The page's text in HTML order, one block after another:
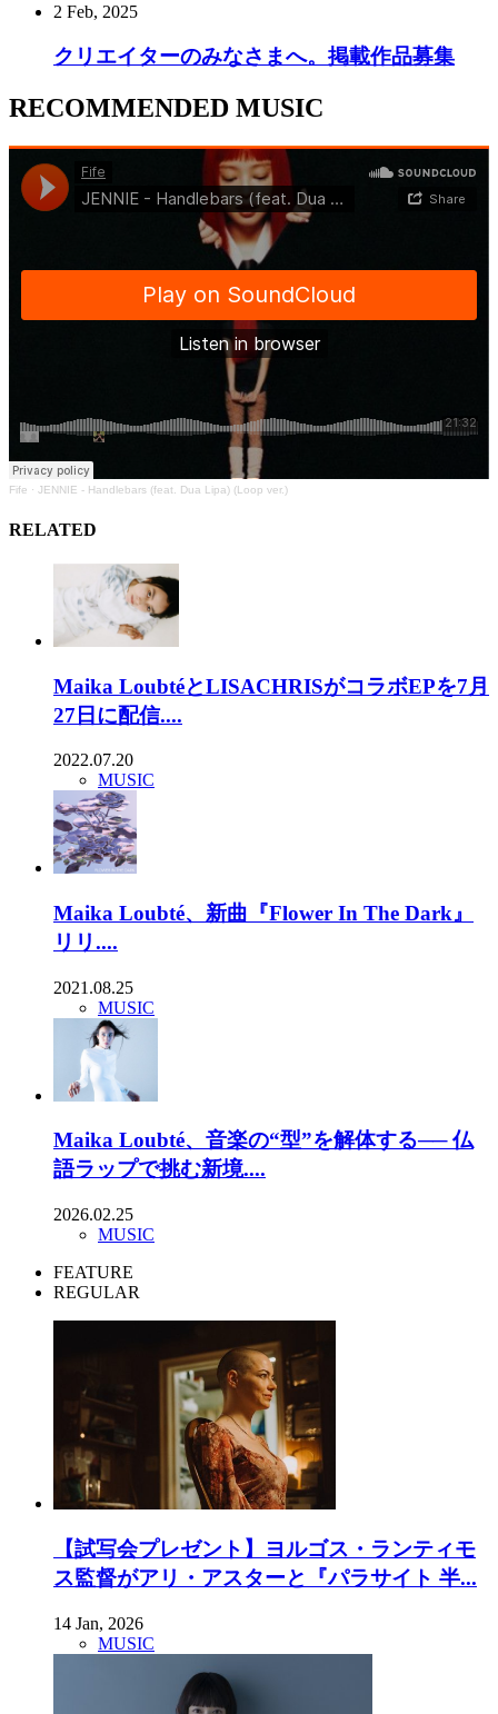
2 Feb, 2025
クリエイターのみなさまへ。掲載作品募集
RECOMMENDED MUSIC
Fife · JENNIE - Handlebars (feat. Dua Lipa) (Loop ver.)
RELATED
Maika LoubtéとLISACHRISがコラボEPを7月
27日に配信....
2022.07.20
MUSIC
Maika Loubté、新曲『Flower In The Dark』
リリ....
2021.08.25
MUSIC
Maika Loubté、音楽の“型”を解体する── 仏
語ラップで挑む新境....
2026.02.25
MUSIC
FEATURE
REGULAR
【試写会プレゼント】ヨルゴス・ランティモ
ス監督がアリ・アスターと『パラサイト 半...
14 Jan, 2026
MUSIC